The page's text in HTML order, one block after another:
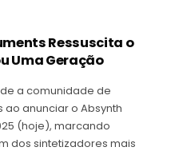
Ressuscita o
Uma Geração
a comunidade de
anunciar o Absynth
(hoje), marcando
dos sintetizadores mais